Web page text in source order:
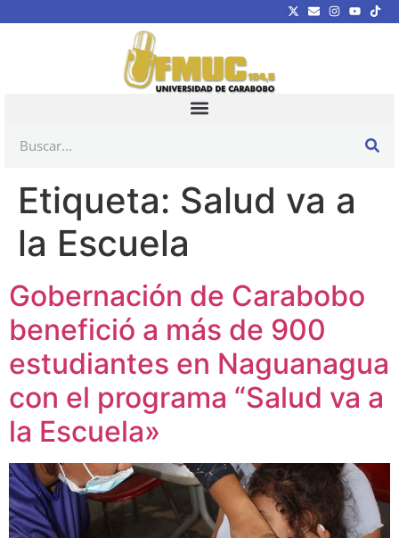
Etiqueta: Salud va a
la Escuela
Gobernación de Carabobo
benefició a más de 900
estudiantes en Naguanagua
con el programa “Salud va a
la Escuela»